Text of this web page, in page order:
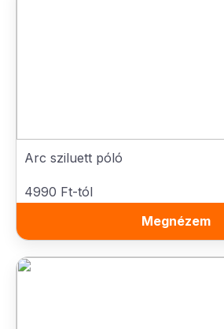
Arc sziluett póló
4990 Ft-tól
Megnézem